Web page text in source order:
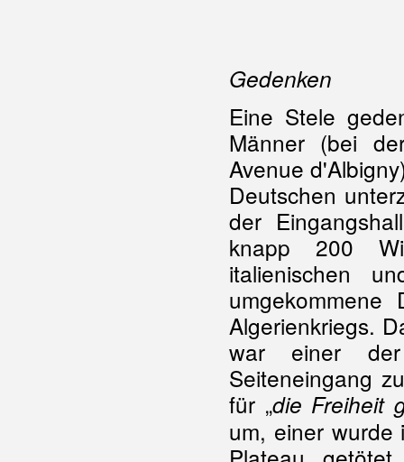
Gedenken
Eine Stele
Männer (bei
Avenue
Deutschen
der
knapp 200
italienischen
Algerienkriegs.
war einer
Seiteneingang
für „die Freiheit
um, einer wurde